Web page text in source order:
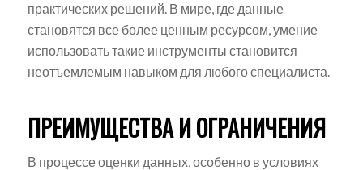
практических решений. В мире, где данные
становятся все более ценным ресурсом, умение
использовать такие инструменты становится
неотъемлемым навыком для любого специалиста.
ПРЕИМУЩЕСТВА И ОГРАНИЧЕНИЯ
В процессе оценки данных, особенно в условиях